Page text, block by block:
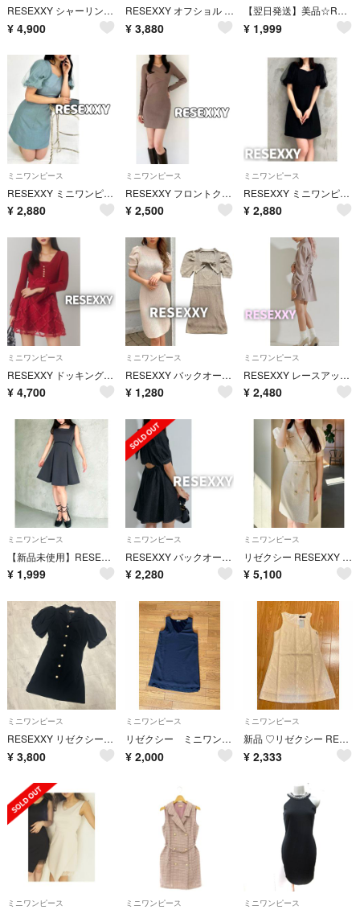
RESEXXY シャーリングシアーミニワンピース チェック フレア 水色 リゼクシー フリーサイズ 長袖 夏服 夏 フロントボタン
¥ 4,900
RESEXXY オフショル ミニワンピース タイト ニット オープンショルダー フリーサイズ リゼクシー パープル 長袖 ミニ
¥ 3,880
【翌日発送】美品☆RESEXXY フロントクロスツイードミニワンピース フリー
¥ 1,999
ミニワンピース
RESEXXY ミニワンピース チュール パフスリーブ 半袖 水色 フレア 夏 リゼクシー フリーサイズ ライトブルー ドレス
¥ 2,880
ミニワンピース
RESEXXY フロントクロス ミニワンピース S ニット ドレス タイト ブラウン リゼクシー 長袖 Vネック
¥ 2,500
ミニワンピース
RESEXXY ミニワンピース チュール パフスリーブ 半袖 ドレス 黒 フレア リゼクシー フリーサイズ ブラック ワンピース
¥ 2,880
ミニワンピース
RESEXXY ドッキングフレアミニニットワンピース 赤 レース リボン ボタン リゼクシー フリーサイズ 格子柄 長袖 ドレス
¥ 4,700
ミニワンピース
RESEXXY バックオープン タイト ミニワンピース 半袖 バックリボン 夏服
¥ 1,280
ミニワンピース
RESEXXY レースアップ ミニワンピース フロントボタン バックリボン 夏
¥ 2,480
ミニワンピース
【新品未使用】RESEXXY ワンピース
¥ 1,999
ミニワンピース
RESEXXY バックオープン ミニワンピース デニム リボン 半袖 黒 フレア
¥ 2,280
ミニワンピース
リゼクシー RESEXXY スリーブシアーデザインミニワンピース
¥ 5,100
ミニワンピース
RESEXXY リゼクシー シアードッキングミニワンピース キャバドレス
¥ 3,800
ミニワンピース
リゼクシー ミニワンピース
¥ 2,000
ミニワンピース
新品 ♡リゼクシー RESEXXY♡ レースミニワンピース
¥ 2,333
ミニワンピース ミニワンピース ミニワンピース